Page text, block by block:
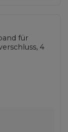
für
4